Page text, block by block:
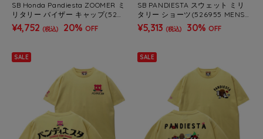
SB Honda Pandiesta ZOOMER ミ
リタリー バイザー キャップ(526
509 MENS/WOMENS）
¥4,752 (税込) 20% OFF
SB PANDIESTA スウェット ミリ
タリー ショーツ(526955 MENS/
WOMENS）
¥5,313 (税込) 30% OFF
SALE SALE